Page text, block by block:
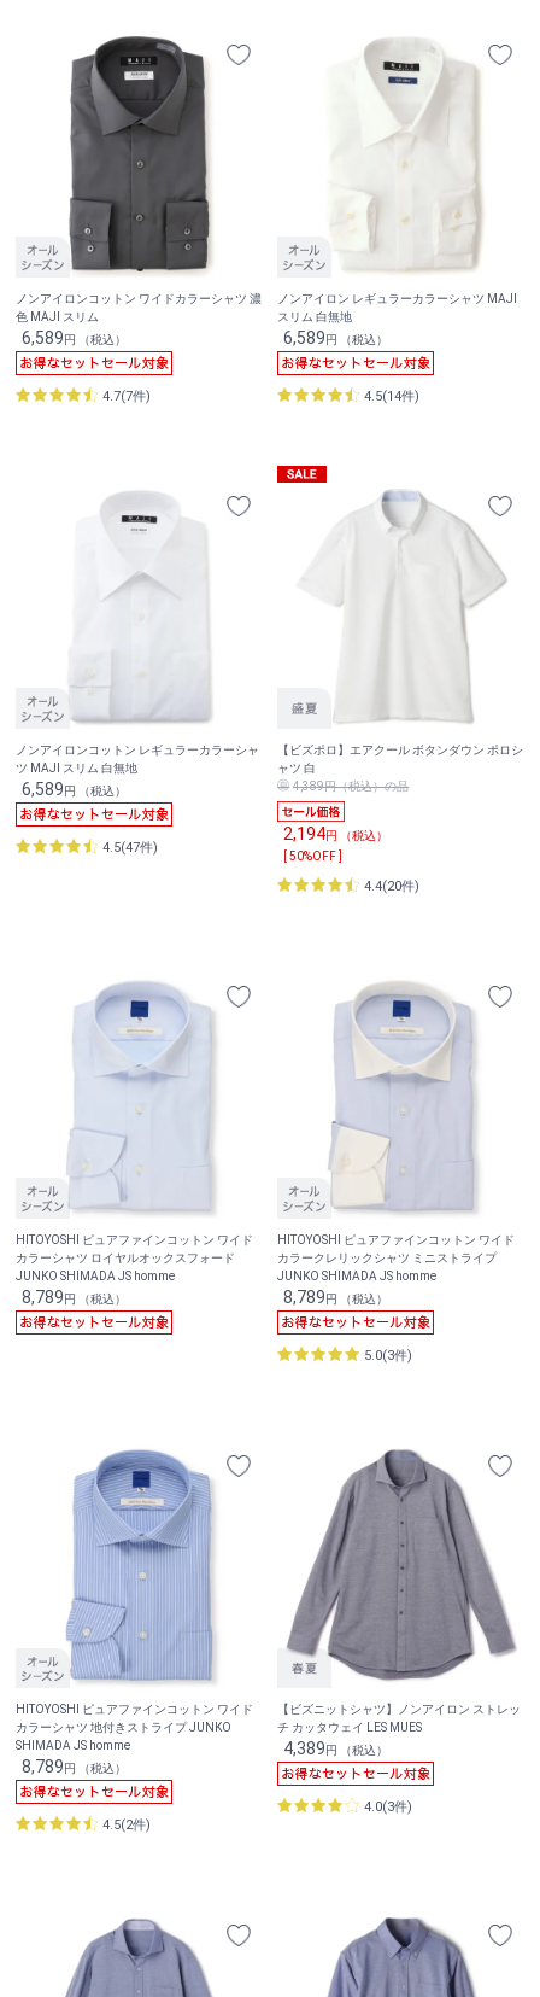
ノンアイロンコットン ワイドカラーシャツ 濃
色 MAJI スリム
6,589円 （税込）
4.7(7件)
ノンアイロン レギュラーカラーシャツ MAJI
スリム 白無地
6,589円 （税込）
4.5(14件)
ノンアイロンコットン レギュラーカラーシャ
ツ MAJI スリム 白無地
6,589円 （税込）
4.5(47件)
【ビズポロ】エアクール ボタンダウン ポロシ
ャツ 白
4,389円（税込）の品
2,194円 （税込）
[ 50%OFF ]
4.4(20件)
HITOYOSHI ピュアファインコットン ワイド
カラーシャツ ロイヤルオックスフォード
JUNKO SHIMADA JS homme
8,789円 （税込）
HITOYOSHI ピュアファインコットン ワイド
カラークレリックシャツ ミニストライプ
JUNKO SHIMADA JS homme
8,789円 （税込）
5.0(3件)
HITOYOSHI ピュアファインコットン ワイド
カラーシャツ 地付きストライプ JUNKO
SHIMADA JS homme
8,789円 （税込）
4.5(2件)
【ビズニットシャツ】ノンアイロン ストレッ
チ カッタウェイ LES MUES
4,389円 （税込）
4.0(3件)